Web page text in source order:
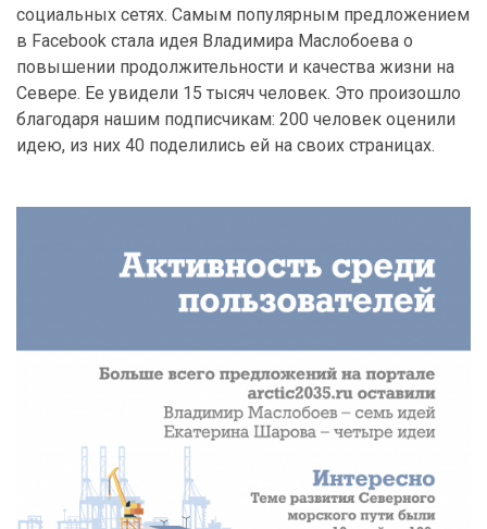
социальных сетях. Самым популярным предложением
в Facebook стала идея Владимира Маслобоева о
повышении продолжительности и качества жизни на
Севере. Ее увидели 15 тысяч человек. Это произошло
благодаря нашим подписчикам: 200 человек оценили
идею, из них 40 поделились ей на своих страницах.